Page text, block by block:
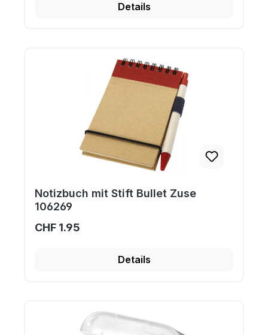
Details
Notizbuch mit Stift Bullet Zuse
106269
CHF 1.95
Details